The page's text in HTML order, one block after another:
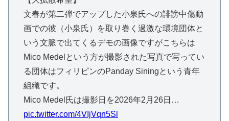
文春が第二弾でアップした小泉氏への誹謗中傷動
画での彼（小泉氏）を取り巻く過激な環境団体と
いう文脈で出てくるデモの画像ですがこちらは
Mico Medelという方が撮影された写真で写ってい
る団体はフィリピンのPanday Siningという青年
組織です。
Mico Medel氏は撮影日を2026年2月26日…
pic.twitter.com/4VIjVqn5Sl